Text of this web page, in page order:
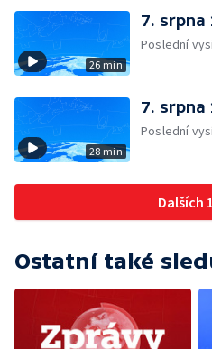
26 min
7. srpna
Poslední
28 min
7. srpna
Poslední
Dalších
Ostatní také